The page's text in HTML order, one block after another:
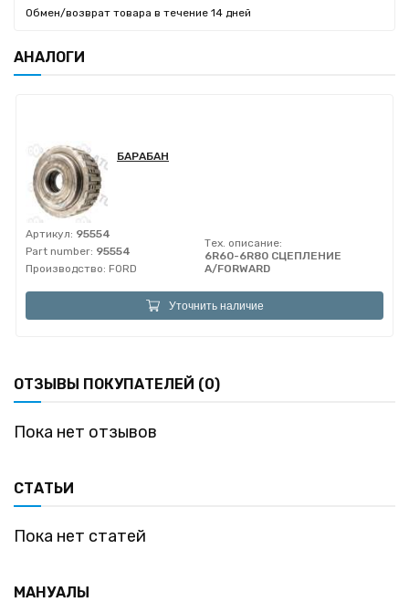
Обмен/возврат товара в течение 14 дней
АНАЛОГИ
БАРАБАН
Артикул: 95554
Part number: 95554
Производство: FORD
Тех. описание:
6R60-6R80 СЦЕПЛЕНИЕ
A/FORWARD
Уточнить наличие
ОТЗЫВЫ ПОКУПАТЕЛЕЙ (0)
Пока нет отзывов
СТАТЬИ
Пока нет статей
МАНУАЛЫ